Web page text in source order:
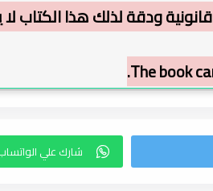
ودقة لذلك هذا الكتاب